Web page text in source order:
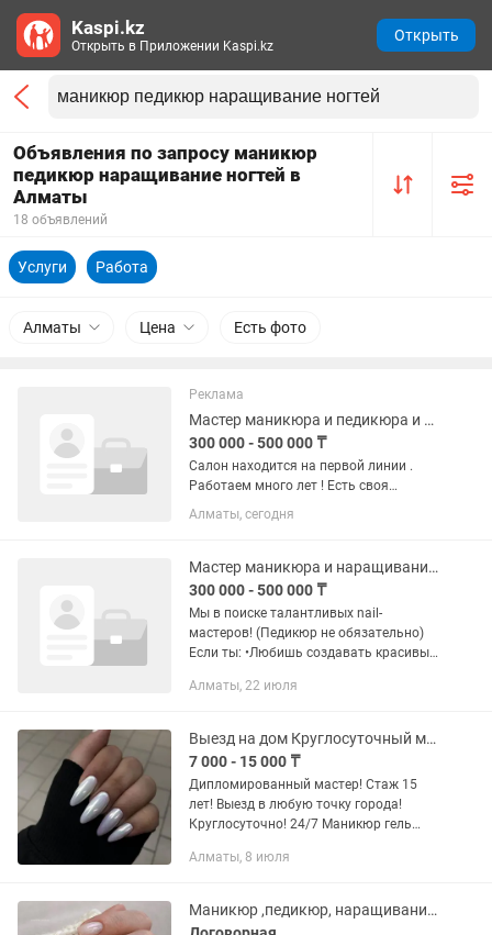
Объявления по запросу маникюр
педикюр наращивание ногтей в
Алматы
18 объявлений
Услуги Работа
Алматы Цена Есть фото
Реклама
Мастер маникюра и педикюра и наращивания ногтей
300 000 - 500 000 ₸
Салон находится на первой линии .
Работаем много лет ! Есть своя
большая база клиентов ! Реклама !
Стоим на первом месте ! Большая
Весь материал полностью...
Алматы, сегодня
Мастер маникюра и наращивания ногтей
300 000 - 500 000 ₸
Мы в поиске талантливых nail-
мастеров! (Педикюр не обязательно)
Если ты: •Любишь создавать красивый
•Хочешь развиваться в молодой и
Алматы, 22 июля
Выезд на дом Круглосуточный маникюр-педикюр наращивание ногтей!
7 000 - 15 000 ₸
Дипломированный мастер! Стаж 15
лет! Выезд в любую точку города!
Круглосуточно! 24/7 Маникюр гель
покрытие -8000 Наращивание ногтей
ногтей...
Алматы, 8 июля
Маникюр ,педикюр, наращивание ногтей выезжаем на дом.
Kaspi.kz
Открыть в Приложении Kaspi.kz
Открыть